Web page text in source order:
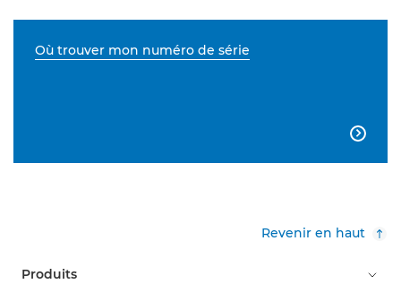
Où trouver mon numéro de série

Revenir en haut
Produits